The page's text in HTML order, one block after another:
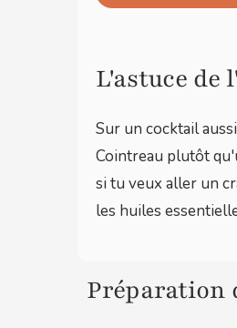
L'astuce
Sur un cocktail
Cointreau plutôt
si tu veux aller un
les huiles
Préparation